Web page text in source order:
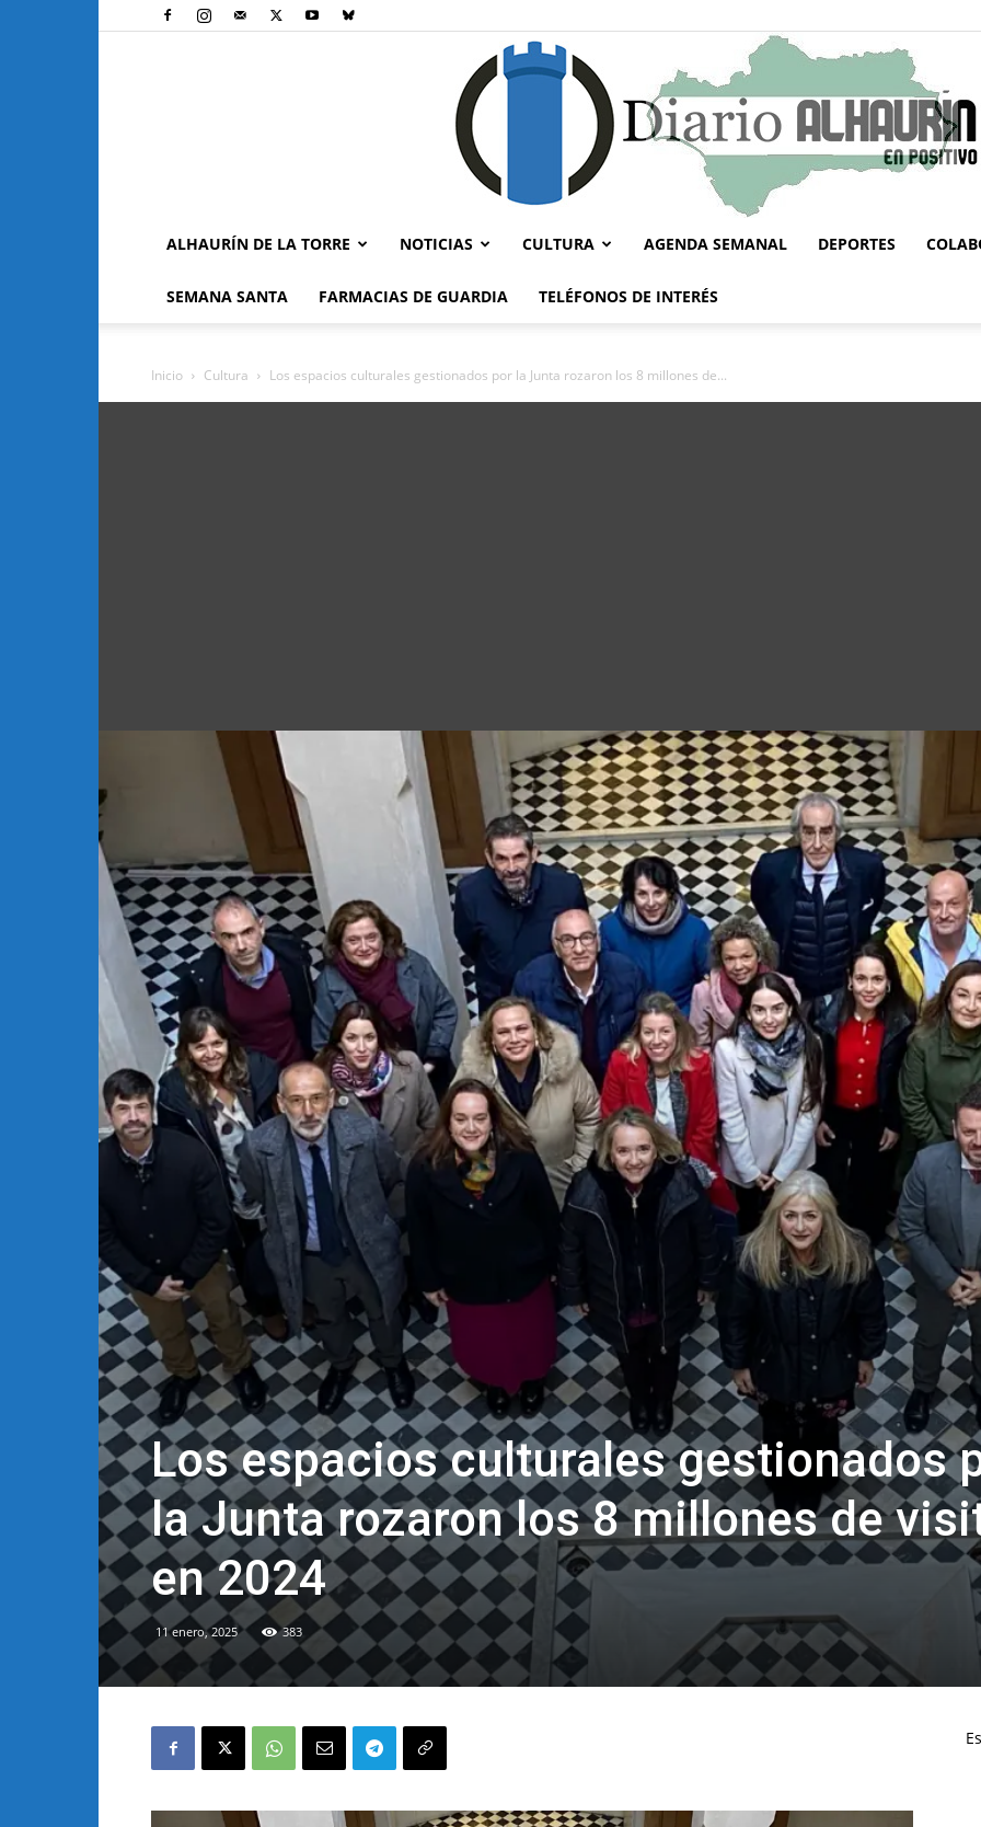
ALHAURÍN DE LA TORRE NOTICIAS CULTURA AGENDA SEMANAL DEPORTES
SEMANA SANTA FARMACIAS DE GUARDIA TELÉFONOS DE INTERÉS
Inicio Cultura Los espacios culturales gestionados por la Junta rozaron los 8 millones de...
Los espacios culturales gestionados
la Junta rozaron los 8 millones de
en 2024
11 enero, 2025 383